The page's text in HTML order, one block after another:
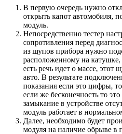
В первую очередь нужно
открыть капот автомобиля,
модуль.
Непосредственно тестер
сопротивления перед
из щупов прибора нужно
расположенному на
есть речь идет о массе, этот
авто. В результате
показания если это цифры,
если же бесконечность то
замыкание в устройстве
модуль работает в
Далее, необходимо будет
модуля на наличие обрыве